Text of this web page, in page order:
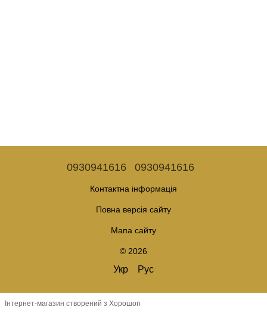
0930941616 0930941616
Контактна інформація
Повна версія сайту
Мапа сайту
© 2026
Укр Рус
Інтернет-магазин створений з Хорошоп